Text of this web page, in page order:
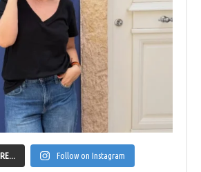
Follow on Instagram